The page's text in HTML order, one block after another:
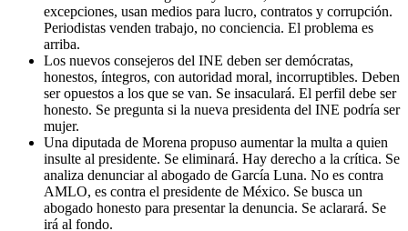
excepciones, usan medios para lucro, contratos y corrupción.
Periodistas venden trabajo, no conciencia. El problema es
arriba.
Los nuevos consejeros del INE deben ser demócratas,
honestos, íntegros, con autoridad moral, incorruptibles. Deben
ser opuestos a los que se van. Se insaculará. El perfil debe ser
honesto. Se pregunta si la nueva presidenta del INE podría ser
mujer.
Una diputada de Morena propuso aumentar la multa a quien
insulte al presidente. Se eliminará. Hay derecho a la crítica. Se
analiza denunciar al abogado de García Luna. No es contra
AMLO, es contra el presidente de México. Se busca un
abogado honesto para presentar la denuncia. Se aclarará. Se
irá al fondo.